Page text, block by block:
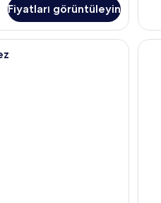
Fiyatları görüntüleyin
Sigara
Kişilik Oda, Sigara İçilmez | Masa,